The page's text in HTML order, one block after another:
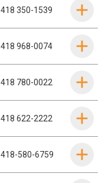
418 350-1539
418 968-0074
418 780-0022
418 622-2222
418-580-6759